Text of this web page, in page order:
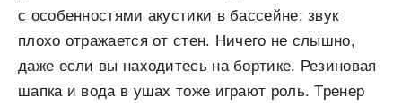
с особенностями акустики в бассейне: звук
плохо отражается от стен. Ничего не слышно,
даже если вы находитесь на бортике. Резиновая
шапка и вода в ушах тоже играют роль. Тренер